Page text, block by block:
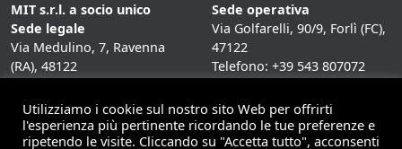
MIT s.r.l. a socio unico
Sede legale
Via Medulino, 7, Ravenna
(RA), 48122
Sede operativa
Via Golfarelli, 90/9, Forlì (FC),
47122
Telefono: +39 543 807072
Mail: info@mitweb.it
INFORMATIVE
Privacy Policy
Utilizziamo i cookie sul nostro sito Web per offrirti
l'esperienza più pertinente ricordando le tue preferenze e
ripetendo le visite. Cliccando su "Accetta tutto", acconsenti